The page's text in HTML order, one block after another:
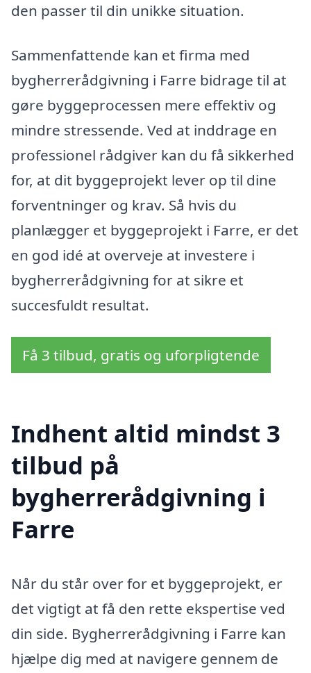
den passer til din unikke situation.
Sammenfattende kan et firma med
bygherrerådgivning i Farre bidrage til at
gøre byggeprocessen mere effektiv og
mindre stressende. Ved at inddrage en
professionel rådgiver kan du få sikkerhed
for, at dit byggeprojekt lever op til dine
forventninger og krav. Så hvis du
planlægger et byggeprojekt i Farre, er det
en god idé at overveje at investere i
bygherrerådgivning for at sikre et
succesfuldt resultat.
Få 3 tilbud, gratis og uforpligtende
Indhent altid mindst 3
tilbud på
bygherrerådgivning i
Farre
Når du står over for et byggeprojekt, er
det vigtigt at få den rette ekspertise ved
din side. Bygherrerådgivning i Farre kan
hjælpe dig med at navigere gennem de